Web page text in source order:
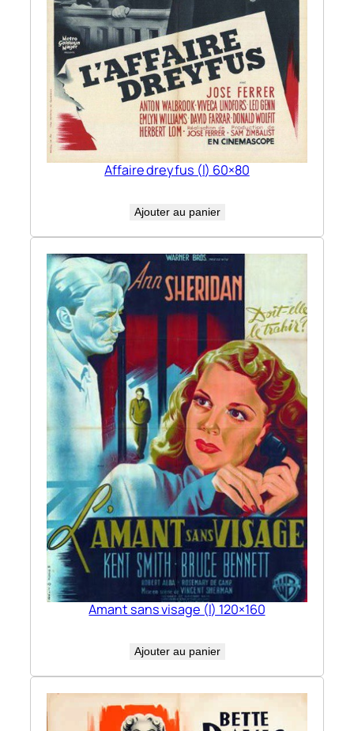
Affaire dreyfus (l) 60×80
Ajouter au panier
Amant sans visage (l) 120×160
Ajouter au panier